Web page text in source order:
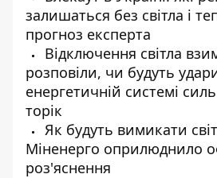
залишаться без світла і
прогноз експерта
Відключення світла
розповіли, чи будуть
енергетичній системі
торік
Як будуть вимикати
Міненерго оприлюднило
роз'яснення